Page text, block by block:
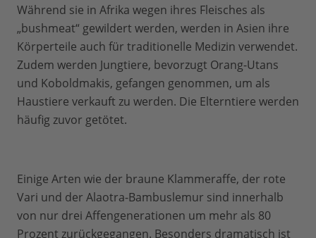
Während sie in Afrika wegen ihres Fleisches als
„bushmeat“ gewildert werden, werden in Asien ihre
Körperteile auch für traditionelle Medizin verwendet.
Zudem werden Jungtiere, bevorzugt Orang-Utans
und Koboldmakis, gefangen genommen, um als
Haustiere verkauft zu werden. Die Elterntiere werden
häufig zuvor getötet.
Einige Arten wie der braune Klammeraffe, der rote
Vari und der Alaotra-Bambuslemur sind innerhalb
von nur drei Affengenerationen um mehr als 80
Prozent zurückgegangen. Besonders dramatisch ist